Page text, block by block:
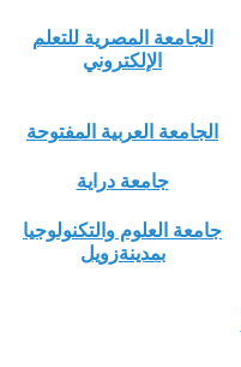
الجامعة المصرية للتعلم
الإلكتروني
الجامعة العربية المفتوحة
جامعة دراية
جامعة العلوم والتكنولوجيا
بمدينةزويل